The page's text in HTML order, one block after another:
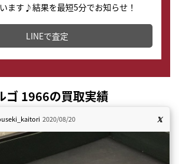
ます♪結果を最短5分でお知らせ！
に査定金額を知ることが出来ます。
LINEで査定
ゴ 1966の買取実績
2020/08/20